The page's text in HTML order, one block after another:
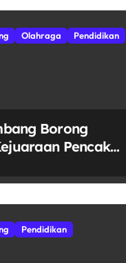
Olahraga Pendidikan
Borong
Pencak
Pendidikan